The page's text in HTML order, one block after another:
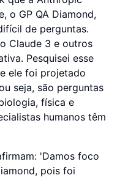
o GP QA Diamond,
de perguntas.
Claude 3 e outros
Pesquisei esse
ele foi projetado
seja, são perguntas
física e
humanos têm
'Damos foco
pois foi